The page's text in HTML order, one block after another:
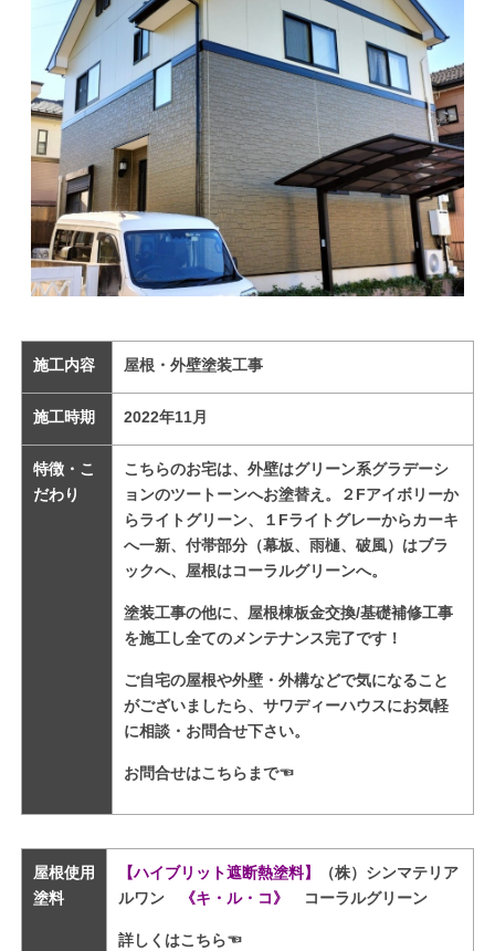
施工内容 屋根・外壁塗装工事
施工時期 2022年11月
特徴・こ
だわり
こちらのお宅は、外壁はグリーン系グラデーシ
ョンのツートーンへお塗替え。２Fアイボリーか
らライトグリーン、１Fライトグレーからカーキ
へ一新、付帯部分（幕板、雨樋、破風）はブラ
ックへ、屋根はコーラルグリーンへ。
塗装工事の他に、屋根棟板金交換/基礎補修工事
を施工し全てのメンテナンス完了です！
ご自宅の屋根や外壁・外構などで気になること
がございましたら、サワディーハウスにお気軽
に相談・お問合せ下さい。
お問合せはこちらまで☜
屋根使用
塗料
【ハイブリット遮断熱塗料】
（株）シンマテリア
ルワン
《キ・ル・コ》 コーラルグリーン
詳しくはこちら☜